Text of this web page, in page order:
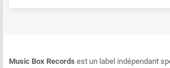
Music Box Records est un label indépendant